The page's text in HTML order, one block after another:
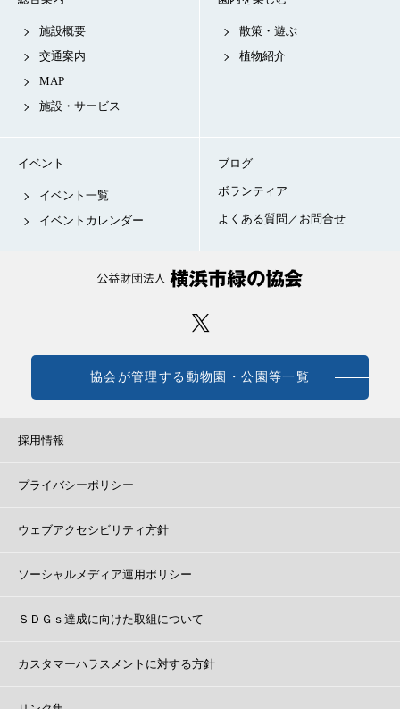
施設概要
交通案内
MAP
施設・サービス
散策・遊ぶ
植物紹介
イベント
イベント一覧
イベントカレンダー
ブログ
ボランティア
よくある質問／お問合せ
協会が管理する動物園・公園等一覧
採用情報
プライバシーポリシー
ウェブアクセシビリティ方針
ソーシャルメディア運用ポリシー
ＳＤＧｓ達成に向けた取組について
カスタマーハラスメントに対する方針